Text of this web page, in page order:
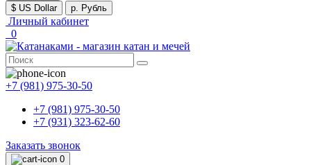
$ US Dollar
р. Рубль
Личный кабинет
0
+7 (981) 975-30-50
+7 (981) 975-30-50
+7 (931) 323-62-60
Заказать звонок
0